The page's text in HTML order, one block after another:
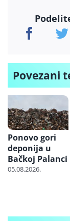
Povezani
Ponovo gori
deponija u
Bačkoj Palanci
05.08.2026.